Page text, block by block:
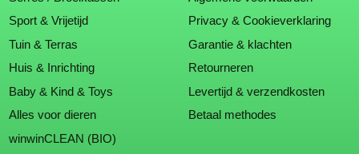
Sport & Vrijetijd
Tuin & Terras
Huis & Inrichting
Baby & Kind & Toys
Alles voor dieren
winwinCLEAN (BIO)
Privacy & Cookieverklaring
Garantie & klachten
Retourneren
Levertijd & verzendkosten
Betaal methodes